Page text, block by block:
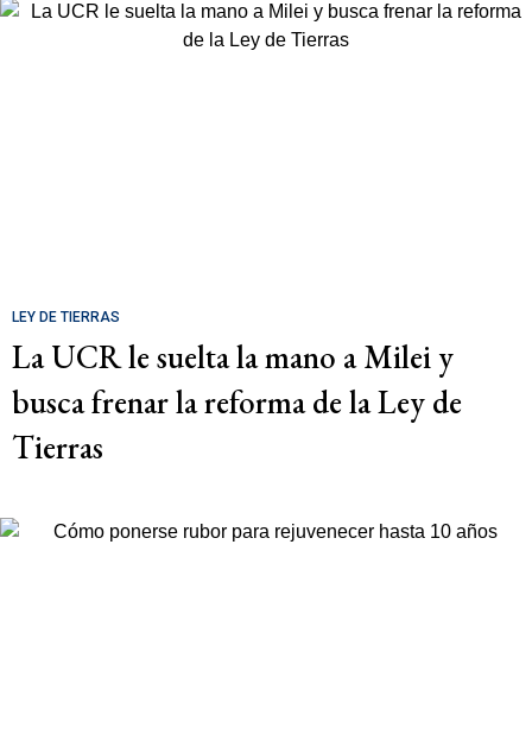
LEY DE TIERRAS
La UCR le suelta la mano a Milei y
busca frenar la reforma de la Ley de
Tierras